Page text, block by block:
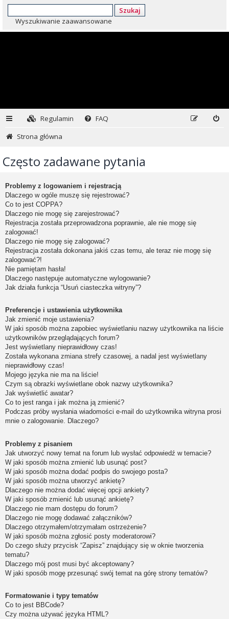
Szukaj
Wyszukiwanie zaawansowane
Regulamin
FAQ
Strona główna
Często zadawane pytania
Problemy z logowaniem i rejestracją
Dlaczego w ogóle muszę się rejestrować?
Co to jest COPPA?
Dlaczego nie mogę się zarejestrować?
Rejestracja została przeprowadzona poprawnie, ale nie mogę się
zalogować!
Dlaczego nie mogę się zalogować?
Rejestracja została dokonana jakiś czas temu, ale teraz nie mogę się
zalogować?!
Nie pamiętam hasła!
Dlaczego następuje automatyczne wylogowanie?
Jak działa funkcja “Usuń ciasteczka witryny”?
Preferencje i ustawienia użytkownika
Jak zmienić moje ustawienia?
W jaki sposób można zapobiec wyświetlaniu nazwy użytkownika na liście
użytkowników przeglądających forum?
Jest wyświetlany nieprawidłowy czas!
Została wykonana zmiana strefy czasowej, a nadal jest wyświetlany
nieprawidłowy czas!
Mojego języka nie ma na liście!
Czym są obrazki wyświetlane obok nazwy użytkownika?
Jak wyświetlić awatar?
Co to jest ranga i jak można ją zmienić?
Podczas próby wysłania wiadomości e-mail do użytkownika witryna prosi
mnie o zalogowanie. Dlaczego?
Problemy z pisaniem
Jak utworzyć nowy temat na forum lub wysłać odpowiedź w temacie?
W jaki sposób można zmienić lub usunąć post?
W jaki sposób można dodać podpis do swojego posta?
W jaki sposób można utworzyć ankietę?
Dlaczego nie można dodać więcej opcji ankiety?
W jaki sposób zmienić lub usunąć ankietę?
Dlaczego nie mam dostępu do forum?
Dlaczego nie mogę dodawać załączników?
Dlaczego otrzymałem/otrzymałam ostrzeżenie?
W jaki sposób można zgłosić posty moderatorowi?
Do czego służy przycisk “Zapisz” znajdujący się w oknie tworzenia
tematu?
Dlaczego mój post musi być akceptowany?
W jaki sposób mogę przesunąć swój temat na górę strony tematów?
Formatowanie i typy tematów
Co to jest BBCode?
Czy można używać języka HTML?